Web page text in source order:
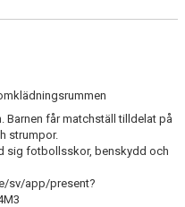
Barnen får matchställ tilldelat på
strumpor.
sig fotbollsskor, benskydd och
sv/app/present?